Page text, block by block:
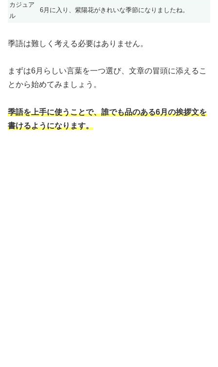
カジュア
ル
6月に入り、紫陽花がきれいな季節になりましたね。
季語は難しく考える必要はありません。
まずは6月らしい言葉を一つ選び、文章の冒頭に添えるこ
とから始めてみましょう。
季語を上手に使うことで、誰でも品のある6月の挨拶文を
書けるようになります。